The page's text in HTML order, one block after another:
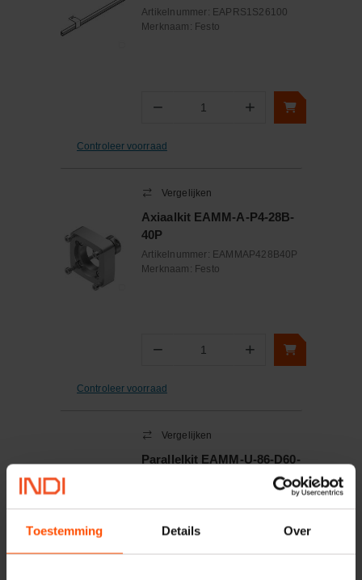
Toestemming Details Over
Artikelnummer: EAPRS1S26100
Merknaam: Festo
− Aantal +
Controleer voorraad
Vergelijken
Axiaalkit EAMM-A-P4-28B-
40P
Artikelnummer: EAMMAP428B40P
Merknaam: Festo
− Aantal +
Controleer voorraad
Vergelijken
Parallelkit EAMM-U-86-D60-
EAMMU86D6080P102
Merknaam:Festo